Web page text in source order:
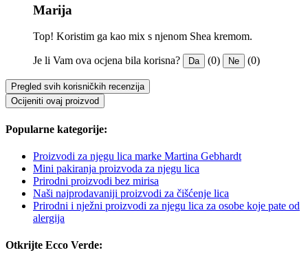
Marija
Top! Koristim ga kao mix s njenom Shea kremom.
Je li Vam ova ocjena bila korisna? Da (0) Ne (0)
Pregled svih korisničkih recenzija
Ocijeniti ovaj proizvod
Popularne kategorije:
Proizvodi za njegu lica marke Martina Gebhardt
Mini pakiranja proizvoda za njegu lica
Prirodni proizvodi bez mirisa
Naši najprodavaniji proizvodi za čišćenje lica
Prirodni i nježni proizvodi za njegu lica za osobe koje pate od
alergija
Otkrijte Ecco Verde: